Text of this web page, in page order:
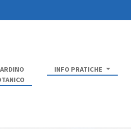
INFO PRATICHE